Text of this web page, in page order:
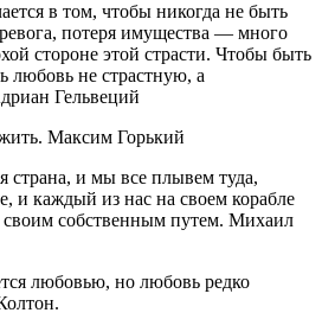
в том, чтобы никогда не быть
потеря имущества — много
стороне этой страсти. Чтобы быть
любовь не страстную, а
Гельвеций
Максим Горький
и мы все плывем туда,
и каждый из нас на своем корабле
своим собственным путем. Михаил
любовью, но любовь редко